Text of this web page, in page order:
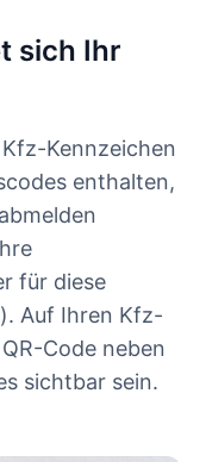
sich Ihr
Kennzeichen
enthalten,
für diese
Auf Ihren Kfz-
Code neben
sichtbar sein.